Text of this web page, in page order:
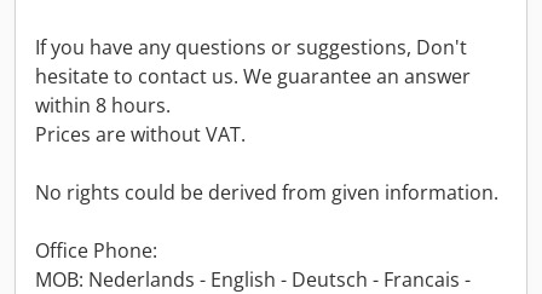
If you have any questions or suggestions, Don't
hesitate to contact us. We guarantee an answer
within 8 hours.
Prices are without VAT.
No rights could be derived from given information.
Office Phone:
MOB: Nederlands - English - Deutsch - Francais -